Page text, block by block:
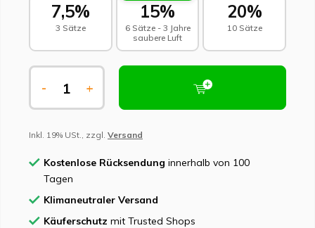
7,5%
3 Sätze
15%
6 Sätze - 3 Jahre
saubere Luft
20%
10 Sätze
- +
Inkl. 19% USt., zzgl. Versand
Kostenlose Rücksendung innerhalb von 100
Tagen
Klimaneutraler Versand
Käuferschutz mit Trusted Shops